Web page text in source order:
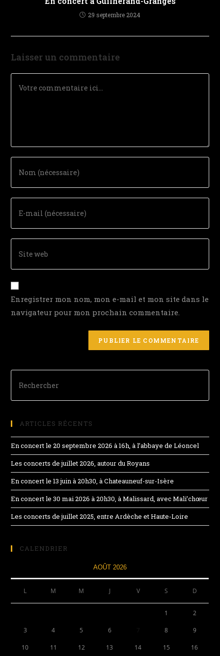
29 septembre 2024
Laisser un commentaire
Enregistrer mon nom, mon e-mail et mon site dans le
navigateur pour mon prochain commentaire.
ARTICLES RÉCENTS
En concert le 20 septembre 2026 à 16h, à l’abbaye de Léoncel
Les concerts de juillet 2026, autour du Royans
En concert le 13 juin à 20h30, à Chateauneuf-sur-Isère
En concert le 30 mai 2026 à 20h30, à Malissard, avec Mali’chœur
Les concerts de juillet 2025, entre Ardèche et Haute-Loire
CALENDRIER
AOÛT 2026
L M M J V S D
1 2
3 4 5 6 8 9
10 11 12 13 14 15 16